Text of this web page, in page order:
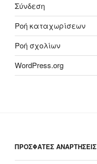
Σύνδεση
Ροή καταχωρίσεων
Ροή σχολίων
WordPress.org
ΠΡΟΣΦΑΤΕΣ ΑΝΑΡΤΗΣΕΙΣ